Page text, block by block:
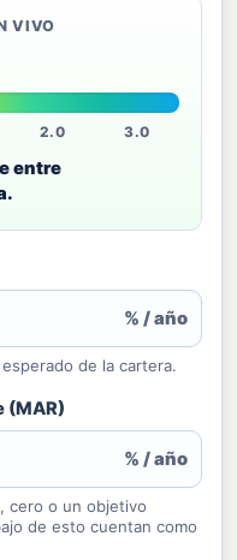
VIVO
2.0 3.0
entre
% / año
de la cartera.
(MAR)
% / año
cero o un objetivo
de esto cuentan como